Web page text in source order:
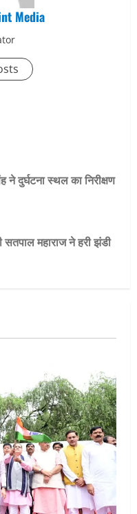
Media
ने दुर्घटना स्थल का निरीक्षण
सतपाल महाराज ने हरी झंडी